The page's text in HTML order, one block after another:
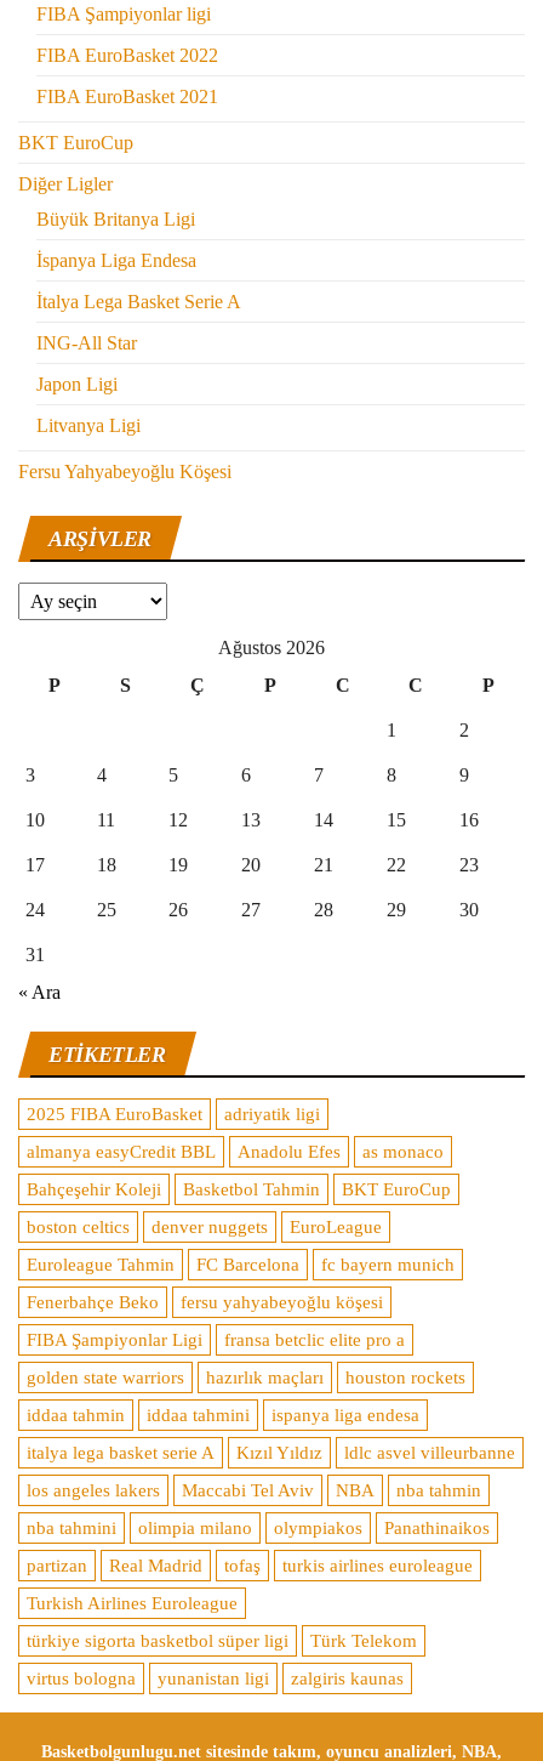
FIBA Şampiyonlar ligi
FIBA EuroBasket 2022
FIBA EuroBasket 2021
BKT EuroCup
Diğer Ligler
Büyük Britanya Ligi
İspanya Liga Endesa
İtalya Lega Basket Serie A
ING-All Star
Japon Ligi
Litvanya Ligi
Fersu Yahyabeyoğlu Köşesi
ARŞIVLER
Arşivler
Ağustos 2026
P
S Ç P C C P
1 2
3 4 5 6 7 8 9
10 11 12 13 14 15 16
17 18 19 20 21 22 23
24 25 26 27 28 29 30
31
« Ara
ETIKETLER
2025 FIBA EuroBasket
adriyatik ligi
almanya easyCredit BBL
Anadolu Efes
as monaco
Bahçeşehir Koleji
Basketbol Tahmin
BKT EuroCup
boston celtics
denver nuggets
EuroLeague
Euroleague Tahmin
FC Barcelona
fc bayern munich
Fenerbahçe Beko
fersu yahyabeyoğlu köşesi
FIBA Şampiyonlar Ligi
fransa betclic elite pro a
golden state warriors
hazırlık maçları
houston rockets
iddaa tahmin
iddaa tahmini
ispanya liga endesa
italya lega basket serie A
Kızıl Yıldız
ldlc asvel villeurbanne
los angeles lakers
Maccabi Tel Aviv NBA
nba tahmin
nba tahmini
olimpia milano olympiakos
Panathinaikos
partizan
Real Madrid tofaş
turkis airlines euroleague
Turkish Airlines Euroleague
türkiye sigorta basketbol süper ligi
Türk Telekom
virtus bologna
yunanistan ligi zalgiris kaunas
Basketbolgunlugu.net sitesinde takım, oyuncu analizleri, NBA,